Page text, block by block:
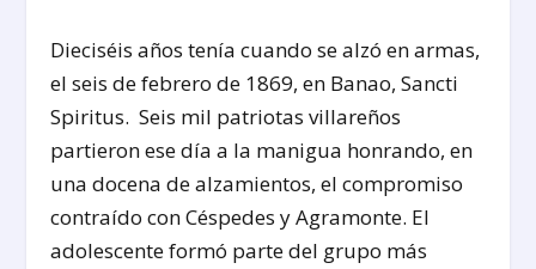
Dieciséis años tenía cuando se alzó en armas,
el seis de febrero de 1869, en Banao, Sancti
Spiritus. Seis mil patriotas villareños
partieron ese día a la manigua honrando, en
una docena de alzamientos, el compromiso
contraído con Céspedes y Agramonte. El
adolescente formó parte del grupo más